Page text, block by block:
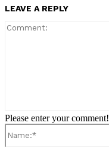
LEAVE A REPLY
Please enter your comment!